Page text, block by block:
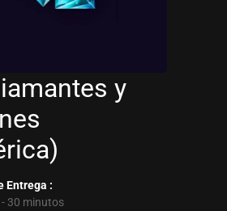
y
Entrega :
30 minutos